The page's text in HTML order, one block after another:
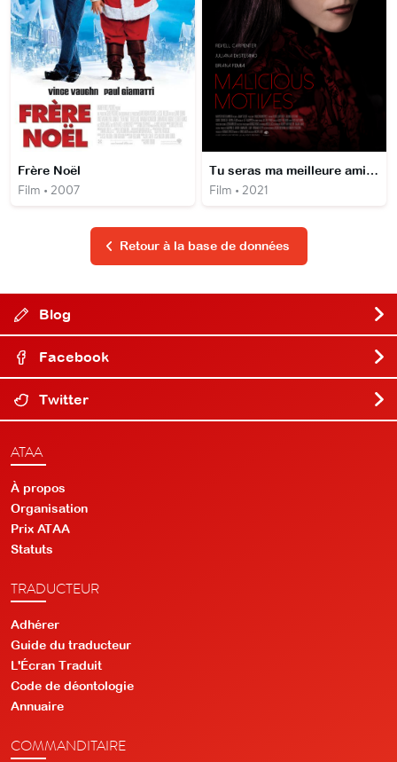
Frère Noël
Film • 2007
Tu seras ma meilleure amie...
Film • 2021
Retour à la base de données
Blog
Facebook
Twitter
ATAA
À propos
Organisation
Prix ATAA
Statuts
TRADUCTEUR
Adhérer
Guide du traducteur
L'Écran Traduit
Code de déontologie
Annuaire
COMMANDITAIRE